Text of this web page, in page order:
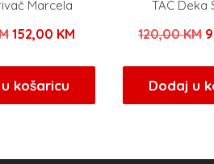
Marcela
Izvorna
bila
je:
152,00 KM
152,00 KM.
košaricu
TAC Deka
120,00KM
Dodaj u